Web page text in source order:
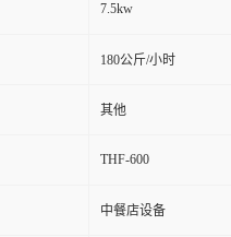
7.5kw
180公斤/小时
其他
THF-600
中餐店设备